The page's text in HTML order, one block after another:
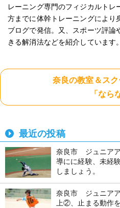
レーニング専門のフィジカルト
方までに体幹トレーニングにより
ブログで発信。又、スポーツ評論
きる解消法などを紹介しています。
奈良の教室＆ス
「なら
最近の投稿
奈良市 ジュニア
導にに経験、未経
しましょう。
奈良市 ジュニア
上②、止まる動作